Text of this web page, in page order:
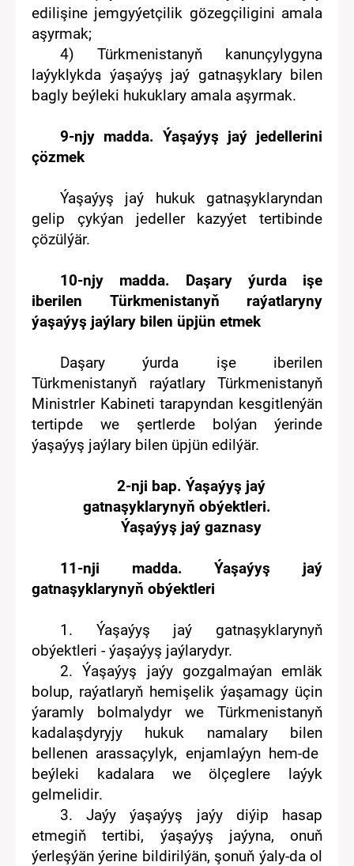
edilişine jemgyýetçilik gözegçiligini amala
aşyrmak;
4) Türkmenistanyň kanunçylygyna
laýyklykda ýaşaýyş jaý gatnaşyklarybilen
bagly beýleki hukuklary amala aşyrmak.
9-njy madda. Ýaşaýyş jaý jedellerini
çözmek
Ýaşaýyş jaý hukuk gatnaşyklaryndan
gelip çykýan jedeller kazyýet tertibinde
çözülýär.
10-njy madda. Daşary ýurda işe
iberilen Türkmenistanyň raýatlaryny
ýaşaýyş jaýlary bilen üpjün etmek
Daşary ýurda işe iberilen
Türkmenistanyň raýatlary Türkmenistanyň
Ministrler Kabineti tarapyndan kesgitlenýän
tertipde we şertlerde bolýan ýerinde
ýaşaýyş jaýlary bilen üpjün edilýär.
2-nji bap. Ýaşaýyş jaý
gatnaşyklarynyň obýektleri.
Ýaşaýyş jaý gaznasy
1 1 -nji madda. Ýaşaýyş jaý
gatnaşyklarynyň obýektleri
1. Ýaşaýyş jaý gatnaşyklarynyň
obýektleri - ýaşaýyş jaýlarydyr.
2. Ýaşaýyş jaýy
gozgalmaýan emläk
bolup, raýatlaryň hemişelik ýaşamagy üçin
ýaramly
bolmalydyr we Türkmenistanyň
kadalaşdyryjy hukuk namalarybilen
bellenen arassaçylyk, enjamlaýyn
hem-de
beýleki
kadalara
we ölçeglere laýyk
gel melidir.
3. Jaýy ýaşaýyş jaýy diýip hasap
etmegiň tertibi, ýaşaýyş jaýyna, onuň
ýerleşýän ýerine bildirilýän, şonuň ýaly-da ol